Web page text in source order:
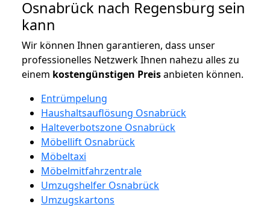
Osnabrück nach Regensburg sein
kann
Wir können Ihnen garantieren, dass unser
professionelles Netzwerk Ihnen nahezu alles zu
einem kostengünstigen Preisanbieten können.
Entrümpelung
Haushaltsauflösung Osnabrück
Halteverbotszone Osnabrück
Möbellift Osnabrück
Möbeltaxi
Möbelmitfahrzentrale
Umzugshelfer Osnabrück
Umzugskartons